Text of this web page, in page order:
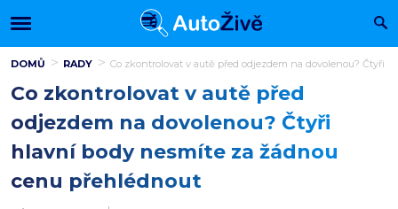
DOMŮ RADY Co zkontrolovat v autě před odjezdem na dovolenou? Čtyři
Co zkontrolovat v autě před
odjezdem na dovolenou? Čtyři
hlavní body nesmíte za žádnou
cenu přehlédnout